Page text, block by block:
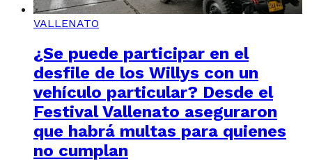
VALLENATO
¿Se puede participar en el
desfile de los Willys con un
vehículo particular? Desde el
Festival Vallenato aseguraron
que habrá multas para quienes
no cumplan